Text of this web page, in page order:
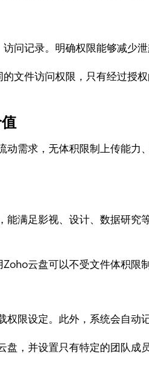
问记录。明确权限能够减少
文件访问权限，只有经过授
动需求，无体积限制上传能
满足影视、设计、数据研
云盘可以不受文件体积限
限设定。此外，系统会自动
，并设置只有特定的团队成